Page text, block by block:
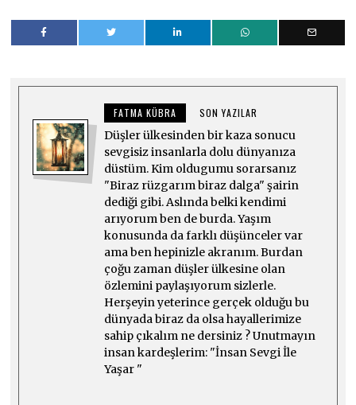
FATMA KÜBRA SON YAZILAR
Düşler ülkesinden bir kaza sonucu
sevgisiz insanlarla dolu dünyanıza
düstüm. Kim oldugumu sorarsanız
"Biraz rüzgarım biraz dalga" şairin
dediği gibi. Aslında belki kendimi
arıyorum ben de burda. Yaşım
konusunda da farklı düşünceler var
ama ben hepinizle akranım. Burdan
çoğu zaman düşler ülkesine olan
özlemini paylaşıyorum sizlerle.
Herşeyin yeterince gerçek olduğu bu
dünyada biraz da olsa hayallerimize
sahip çıkalım ne dersiniz ? Unutmayın
insan kardeşlerim: "İnsan Sevgi İle
Yaşar "